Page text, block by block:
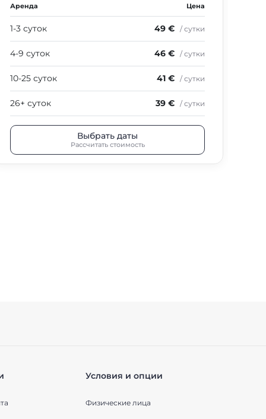
Аренда Цена
1-3 суток 49 € / сутки
4-9 суток 46 € / сутки
10-25 суток 41 € / сутки
26+ суток 39 € / сутки
Выбрать даты
Рассчитать стоимость
Условия и опции
Физические лица